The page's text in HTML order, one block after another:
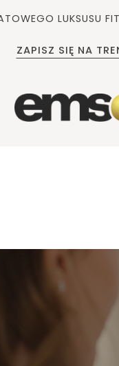
LUKSUSU
ZAPISZ SIĘ NA